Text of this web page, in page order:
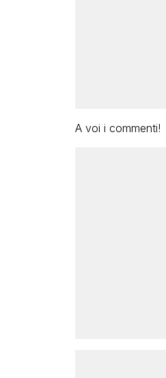
A voi i commenti!